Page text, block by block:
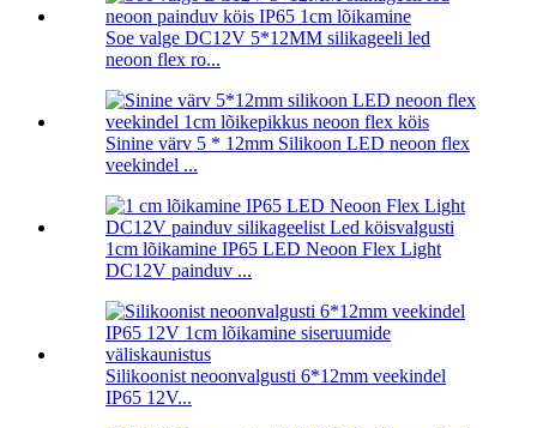
Soe valge DC12V 5*12MM silikageeli led
neoon flex ro...
Sinine värv 5 * 12mm Silikoon LED neoon flex
veekindel ...
1cm lõikamine IP65 LED Neoon Flex Light
DC12V painduv ...
Silikoonist neoonvalgusti 6*12mm veekindel
IP65 12V...